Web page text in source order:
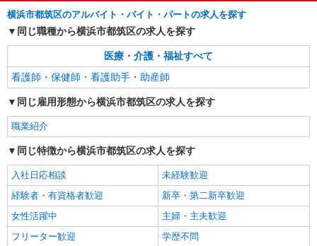
（上記給与とは別に支給） 下記資格をお持ちの方
歓迎 ・認知症介護基礎研修 ・初任者研修 ・実務
者研修 ・介護福祉士 など
派遣社員
（株）ウィルオブ・ワークCW 横浜支店/ms140101
時給1500円 ◆前払い・日払い・週払いOK
神奈川県横浜市都筑区
詳細を見る
日研トータルソーシング株式会社 メディカルケア事業部/町田オフィ
ス【看護助手】
看護助手（ナースエイド）
時給1,400円 ★週払いOK（規定あり） ※給与
幅は経験・能力による
神奈川県横浜市都筑区 【最寄駅】センター北
横浜市都筑区のアルバイト・バイト・パートの求人を探す
同じ職種から横浜市都筑区の求人を探す
医療・介護・福祉すべて
看護師・保健師・看護助手・助産師
同じ雇用形態から横浜市都筑区の求人を探す
職業紹介
同じ特徴から横浜市都筑区の求人を探す
入社日応相談
未経験歓迎
経験者・有資格者歓迎
新卒・第二新卒歓迎
女性活躍中
主婦・主夫歓迎
フリーター歓迎
学歴不問